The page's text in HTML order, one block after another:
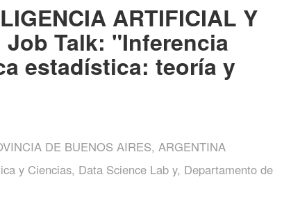
ARTIFICIAL Y
Job Talk: "Inferencia
estadística: teoría y
DE BUENOS AIRES, ARGENTINA
y Ciencias, Data Science Lab y, Departamento de